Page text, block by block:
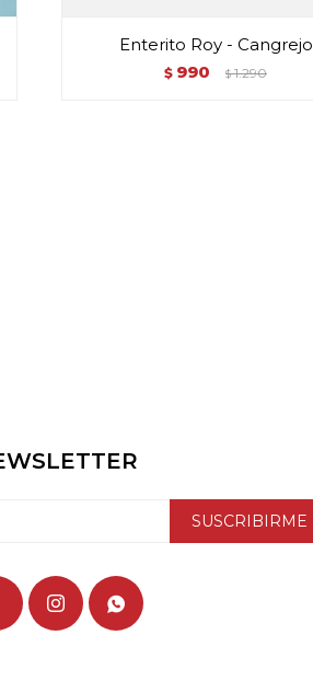
Enterito Roy - Cangrejo
$ 990 $ 1.290
SUSCRIBIRME
 